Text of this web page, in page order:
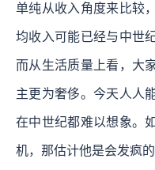
单纯从收入角度来比较
均收入可能已经与中世
而从生活质量上看，大
主更为奢侈。今天人人
在中世纪都难以想象。
机，那估计他是会发疯的